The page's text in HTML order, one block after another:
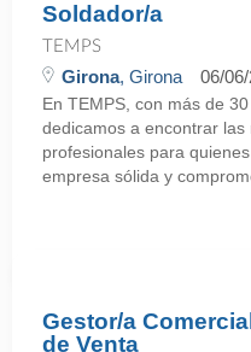
Soldador/a
TEMPS
Girona, Girona 06/
En TEMPS, con más de
dedicamos a encontrar
profesionales para
empresa sólida y
Gestor/a
de Venta